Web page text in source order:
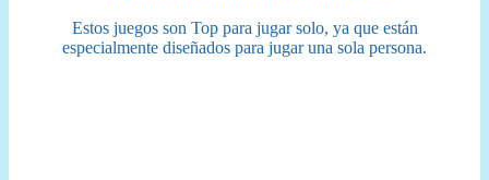
Estos juegos son Top para jugar solo, ya que están
especialmente diseñados para jugar una sola persona.